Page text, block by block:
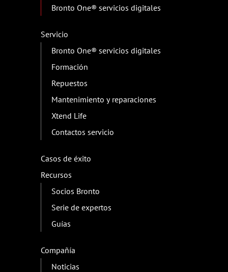
Bronto One® servicios digitales
Servicio
Bronto One® servicios digitales
Formación
Repuestos
Mantenimiento y reparaciones
Xtend Life
Contactos servicio
Casos de éxito
Recursos
Socios Bronto
Serie de expertos
Guías
Compañía
Noticias